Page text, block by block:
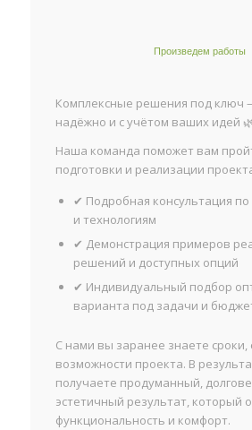
Произведем работы
Комплексные решения под ключ
надёжно и с учётом ваших идей
Наша команда поможет вам
подготовки и реализации
✔ Подробная консультация
и технологиям
✔ Демонстрация примеров
решений и доступных опций
✔ Индивидуальный подбор
варианта под задачи и
С нами вы заранее знаете сроки,
возможности проекта. В
получаете продуманный,
эстетичный результат, который
функциональность и комфорт.